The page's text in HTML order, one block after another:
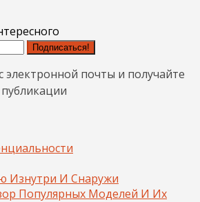
Подписаться!
почты и получайте
Изнутри И Снаружи
Популярных Моделей И Их